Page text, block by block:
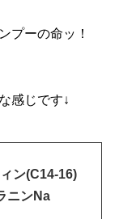
プーの命ッ！
感じです↓
ン(C14-16)
ニンNa